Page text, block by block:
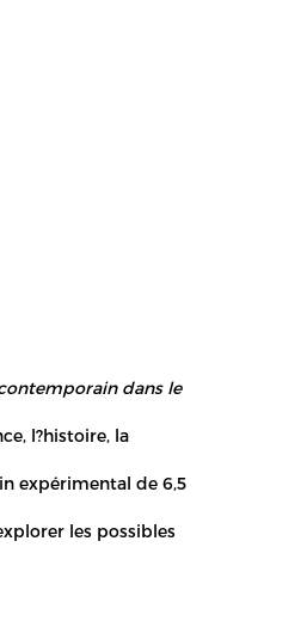
dans le
l?histoire, la
expérimental de 6,5
les possibles